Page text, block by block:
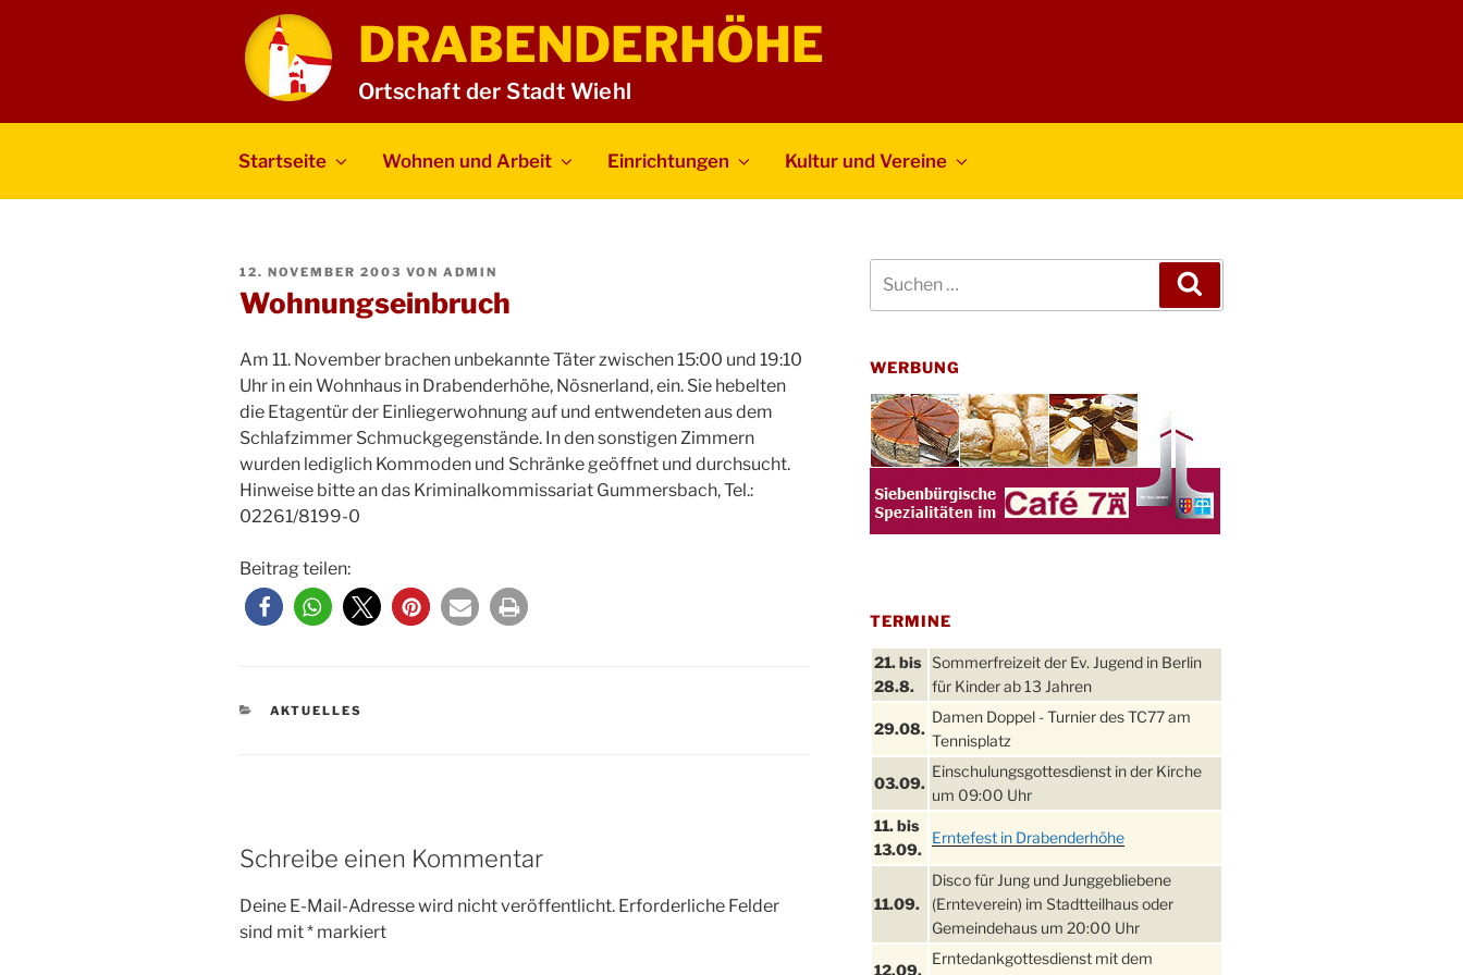
DRABENDERHÖHE
Ortschaft der Stadt Wiehl
Startseite Wohnen und Arbeit Einrichtungen Kultur und Vereine
VERÖFFENTLICHT
12. NOVEMBER 2003 VON ADMIN
Wohnungseinbruch
Am 11. November brachen unbekannte Täter zwischen 15:00 und 19:10
Uhr in ein Wohnhaus in Drabenderhöhe, Nösnerland, ein. Sie hebelten
die Etagentür der Einliegerwohnung auf und entwendeten aus dem
Schlafzimmer Schmuckgegenstände. In den sonstigen Zimmern
wurden lediglich Kommoden und Schränke geöffnet und durchsucht.
Hinweise bitte an das Kriminalkommissariat Gummersbach, Tel.:
02261/8199-0
Beitrag teilen:
KATEGORIEN
AKTUELLES
Schreibe einen Kommentar
Deine E-Mail-Adresse wird nicht veröffentlicht. Erforderliche Felder
sind mit* markiert
nach:
WERBUNG
TERMINE
21. bis
28.8.
Sommerfreizeit der Ev. Jugend in Berlin
für Kinder ab 13 Jahren
29.08.
Damen Doppel - Turnier des TC77 am
Tennisplatz
03.09.
Einschulungsgottesdienst in der Kirche
um 09:00 Uhr
11. bis
13.09.
Erntefest in Drabenderhöhe
11.09.
Disco für Jung und Junggebliebene
(Ernteverein) im Stadtteilhaus oder
Gemeindehaus um 20:00 Uhr
12.09.
Erntedankgottesdienst mit dem